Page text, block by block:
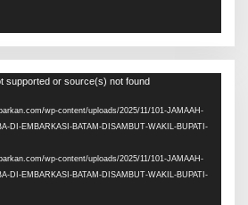
supported or source(s) not found
wp-content/uploads/2025/11/101-JAMAAH-
DI-EMBARKASI-BATAM-DISAMBUT-WAKIL-BUPATI-
wp-content/uploads/2025/11/101-JAMAAH-
DI-EMBARKASI-BATAM-DISAMBUT-WAKIL-BUPATI-